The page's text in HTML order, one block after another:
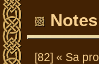
Notes
[82] « Sa